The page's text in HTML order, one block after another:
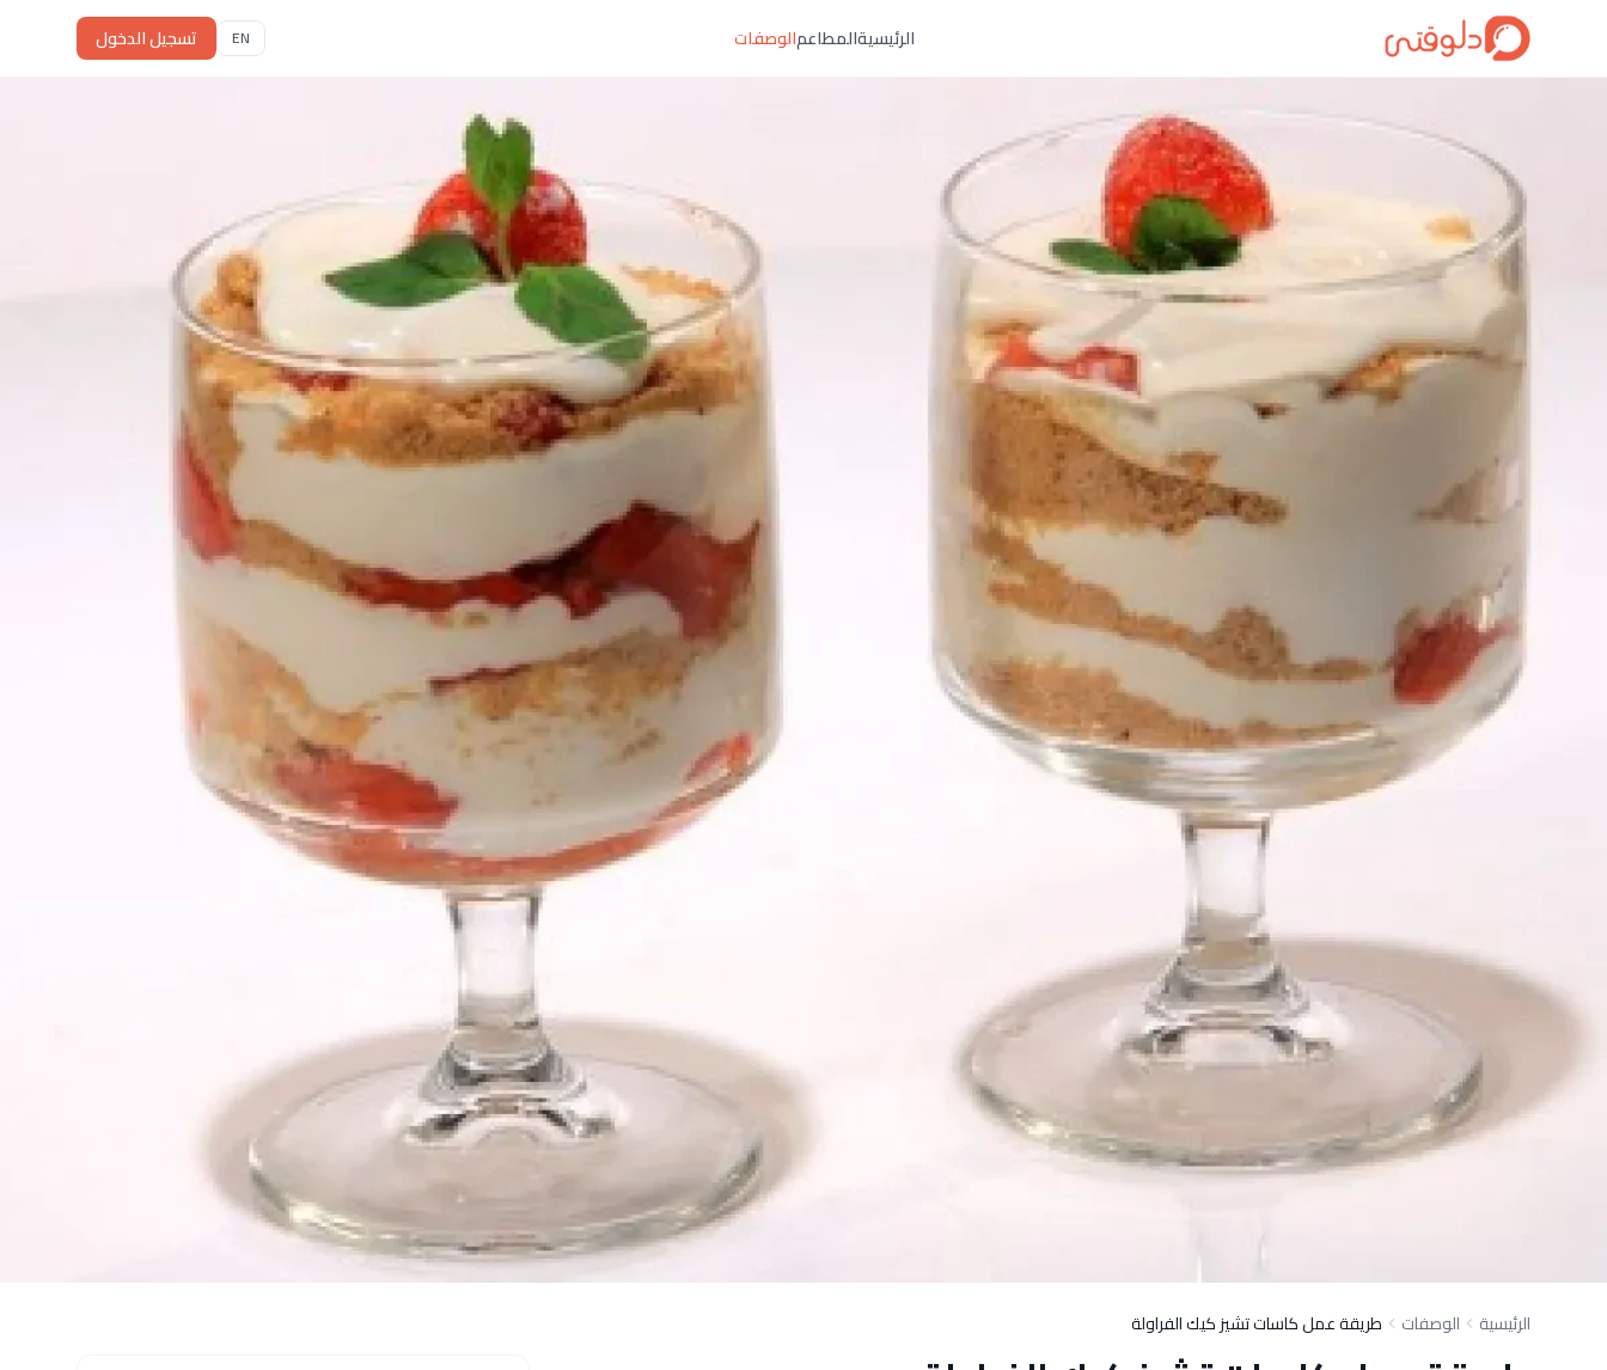
الرئيسيةالمطاعمالوصفات EN تسجيل الدخول
الرئيسية الوصفات طريقة عمل كاسات تشيز كيك الفراولة